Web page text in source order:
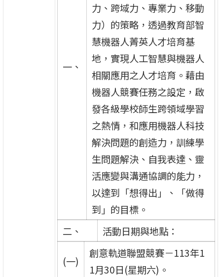
一、
力、跨域力、專業力、移動
力）的策略，透過教育部智
慧機器人菁英人才培育基
地，實現人工智慧與機器人
相關應用之人才培育。藉由
機器人競賽任務之設定，啟
發各級學校師生跨領域學習
之熱情，和應用機器人科技
解決問題的創造力，訓練學
生問題解決、自我表達、靈
活應變與溝通協調的能力，
以達到「想得出」、「做得
到」的目標。
二、
活動日期與地點：
(一)
創意軌道聯盟競賽－113年1
1月30日(星期六)。